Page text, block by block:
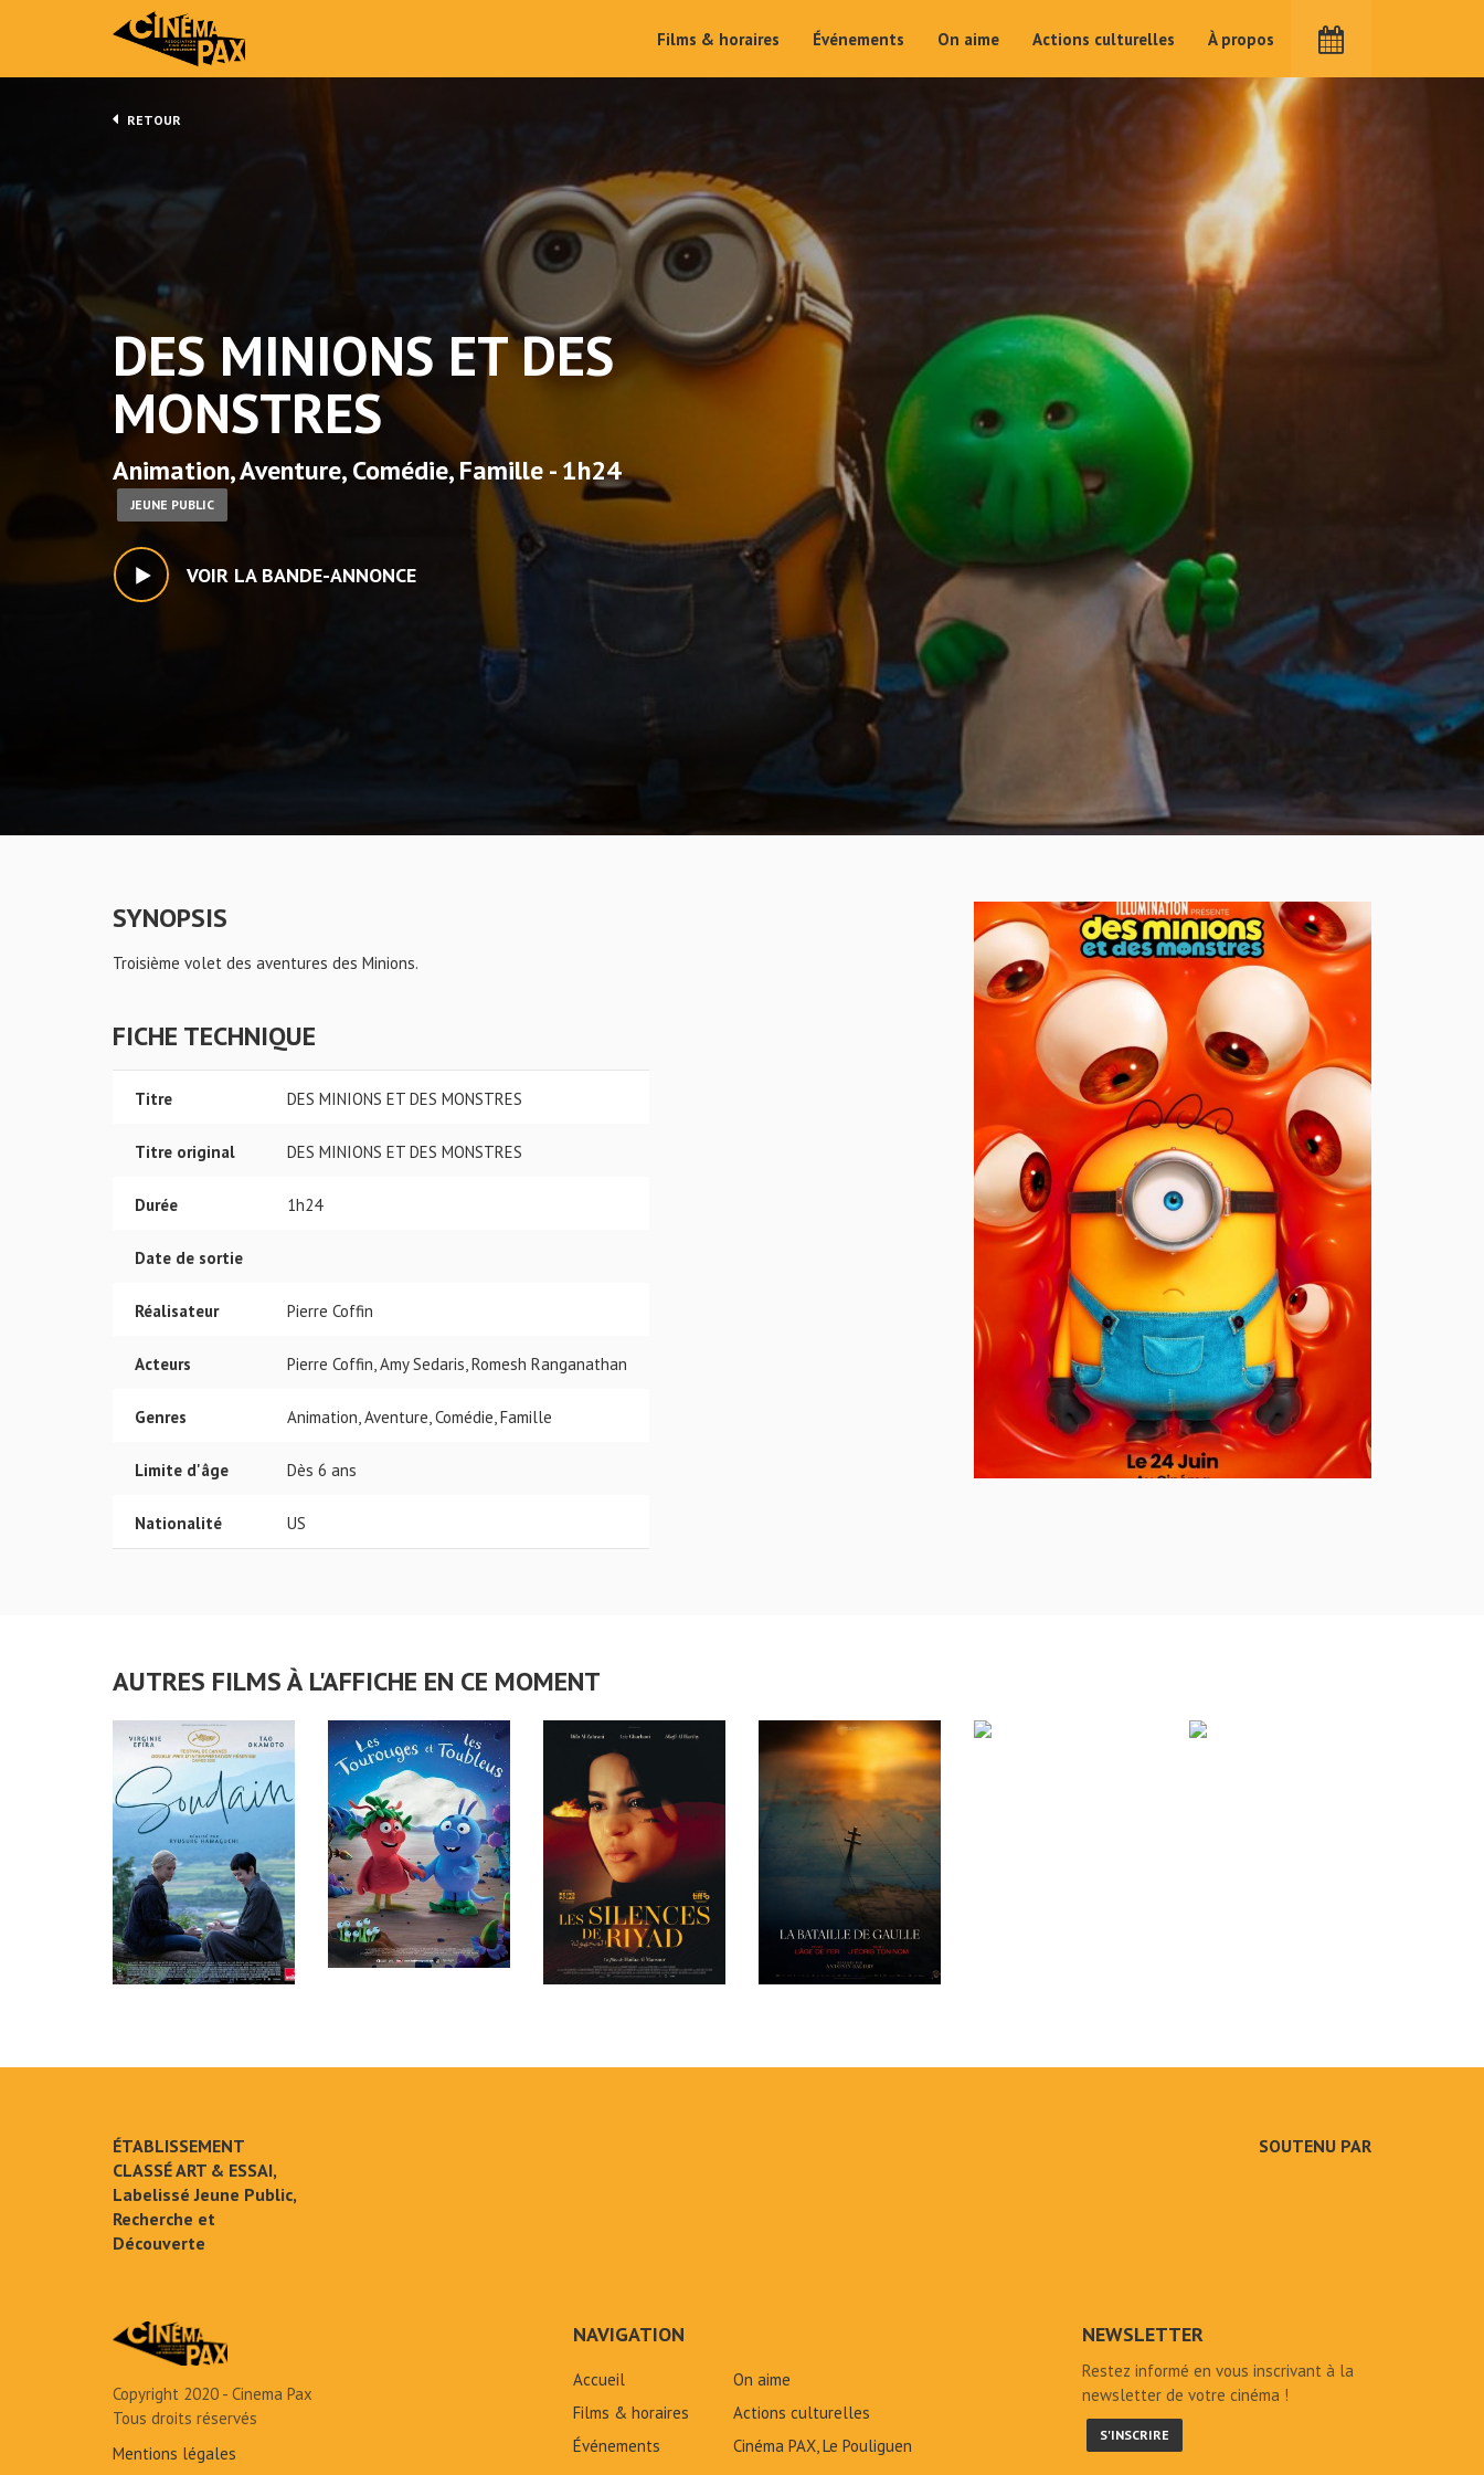
Films & horaires Événements On aime Actions culturelles À propos
RETOUR
DES MINIONS ET DES
MONSTRES
Animation, Aventure, Comédie, Famille - 1h24
JEUNE PUBLIC
VOIR LA BANDE-ANNONCE
SYNOPSIS
Troisième volet des aventures des Minions.
FICHE TECHNIQUE
Titre DES MINIONS ET DES MONSTRES
Titre original DES MINIONS ET DES MONSTRES
Durée 1h24
Date de sortie
Réalisateur Pierre Coffin
Acteurs Pierre Coffin, Amy Sedaris, Romesh Ranganathan
Genres Animation, Aventure, Comédie, Famille
Limite d'âge Dès 6 ans
Nationalité US
AUTRES FILMS À L'AFFICHE EN CE MOMENT
ÉTABLISSEMENT
CLASSÉ ART & ESSAI,
Labelissé Jeune Public,
Recherche et
Découverte
SOUTENU PAR
Copyright 2020 - Cinema Pax
Tous droits réservés
Mentions légales
NAVIGATION
Accueil
Films & horaires
Événements
On aime
Actions culturelles
Cinéma PAX, Le Pouliguen
NEWSLETTER
Restez informé en vous inscrivant à la
newsletter de votre cinéma !
S'INSCRIRE